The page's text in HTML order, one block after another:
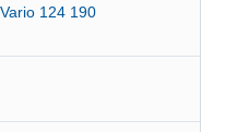
124 190